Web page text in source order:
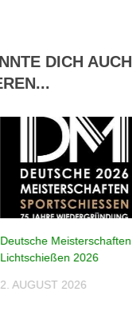
DICH AUCH
Deutsche Meisterschaften
Lichtschießen 2026
2. AUGUST 2026